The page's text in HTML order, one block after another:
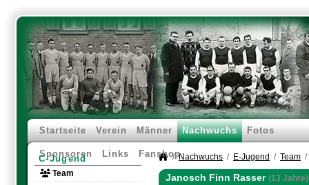
Startseite Verein Männer Nachwuchs Fotos
Sponsoren Links Fanshop
C-Jugend
Team
Nachwuchs E-Jugend Team
Janosch Finn Rasser (13 Jahre)